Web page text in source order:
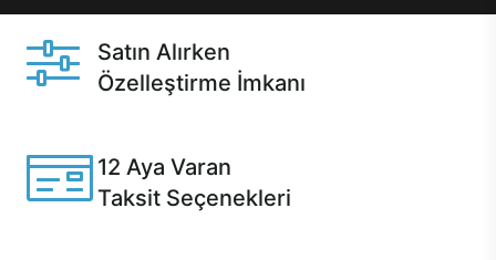
Satın Alırken
Özelleştirme İmkanı
12 Aya Varan
Taksit Seçenekleri